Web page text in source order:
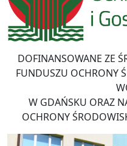
DOFINANSOWANE ZE
FUNDUSZU OCHRONY
W GDAŃSKU ORAZ
OCHRONY